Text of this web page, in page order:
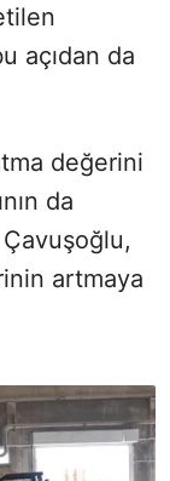
açıdan da
değerini
da
Çavuşoğlu,
artmaya